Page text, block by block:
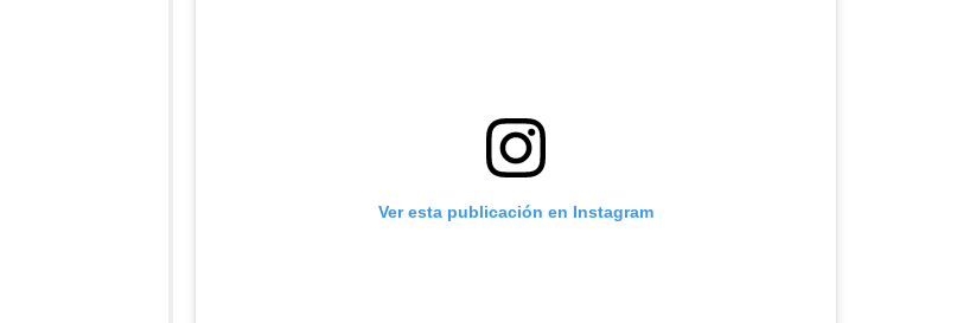
Ver esta publicación en Instagram